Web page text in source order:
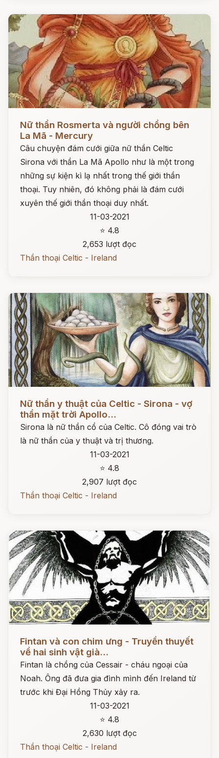
Nữ thần Rosmerta và người chồng bên
La Mã - Mercury
Câu chuyện đám cưới giữa nữ thần Celtic
Sirona với thần La Mã Apollo như là một trong
những sự kiện kì lạ nhất trong thế giới thần
thoại. Tuy nhiên, đó không phải là đám cưới
xuyên thế giới thần thoại duy nhất.
11-03-2021
⭐ 4.8
2,653 lượt đọc
Thần thoại Celtic - Ireland
Nữ thần y thuật của Celtic - Sirona - vợ
thần mặt trời Apollo...
Sirona là nữ thần cổ của Celtic. Cô đóng vai trò
là nữ thần của y thuật và trị thương.
11-03-2021
⭐ 4.8
2,907 lượt đọc
Thần thoại Celtic - Ireland
Fintan và con chim ưng - Truyền thuyết
về hai sinh vật già...
Fintan là chồng của Cessair - cháu ngoại của
Noah. Ông đã đưa gia đình mình đến Ireland từ
trước khi Đại Hồng Thủy xảy ra.
11-03-2021
⭐ 4.8
2,630 lượt đọc
Thần thoại Celtic - Ireland